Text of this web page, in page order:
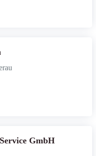
GmbH